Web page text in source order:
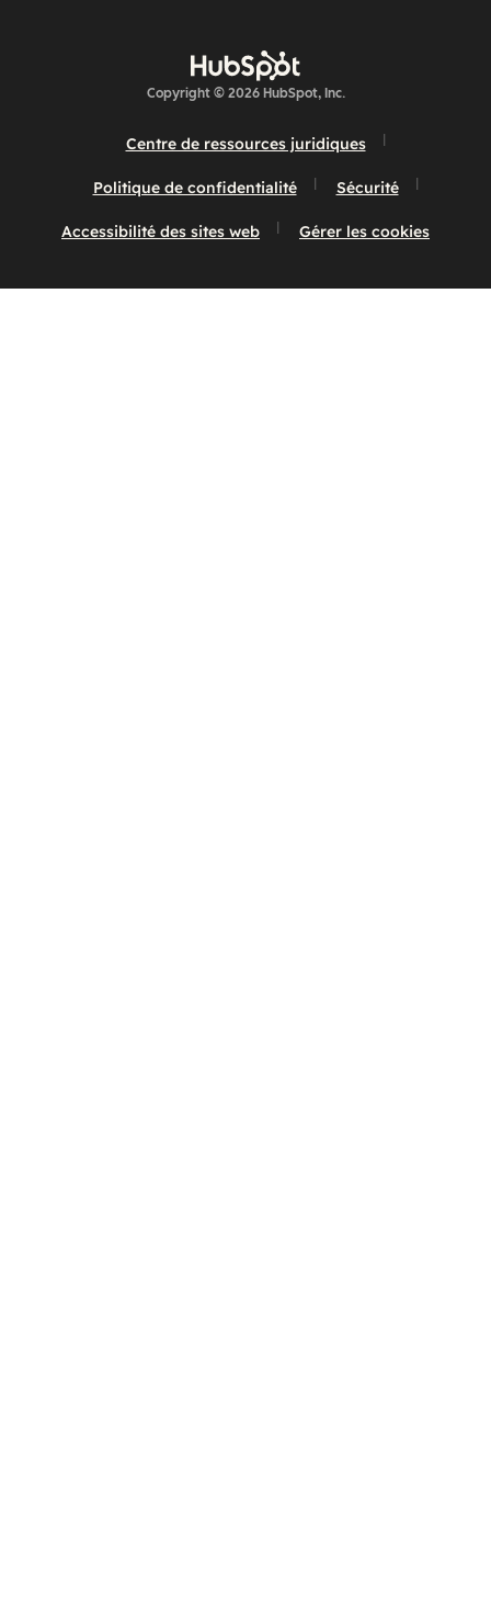
Copyright © 2026 HubSpot, Inc.
Centre de ressources juridiques
Politique de confidentialité Sécurité
Accessibilité des sites web Gérer les cookies